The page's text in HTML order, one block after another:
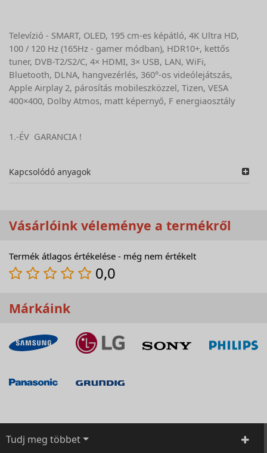
Televízió - SMART, OLED, 195 cm-es képátló, 4K Ultra HD,
100 / 120 Hz (165Hz - gamer módban), HDR10+, kettős
tuner, DVB-T2/S2/C, 4× HDMI, 3× USB, LAN, WiFi,
Bluetooth, DLNA, hangvezérlés, 360°-os videólejátszás,
Apple Airplay 2, párosítás mobileszközzel, Tizen, VESA
400×400, Dolby Atmos, matt képernyő, F energiaosztály
1.-ÉV GARANCIA !
Kapcsolódó anyagok
Vásárlóink véleménye a termékről
Termék átlagos értékelése - még nem értékelt
0,0
Márkáink
Tudj meg többet